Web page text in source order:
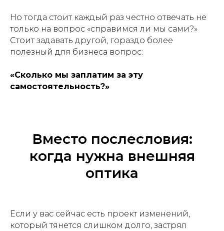
Но тогда стоит каждый раз честно отвечать не
только на вопрос «справимся ли мы сами?»
Стоит задавать другой, гораздо более
полезный для бизнеса вопрос:
«Сколько мы заплатим за эту
самостоятельность?»
Вместо послесловия:
когда нужна внешняя
оптика
Если у вас сейчас есть проект изменений,
который тянется слишком долго, застрял